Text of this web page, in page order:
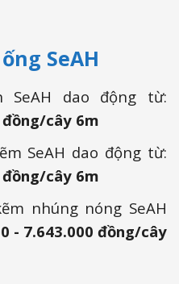
SeAH
SeAH dao động từ:
đồng/cây 6m
SeAH dao động từ:
đồng/cây 6m
nhúng nóng SeAH
- 7.643.000 đồng/cây